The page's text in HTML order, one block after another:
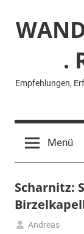
Inhalt
springen
.
Empfehlungen,
Menü
Scharnitz:
Andreas